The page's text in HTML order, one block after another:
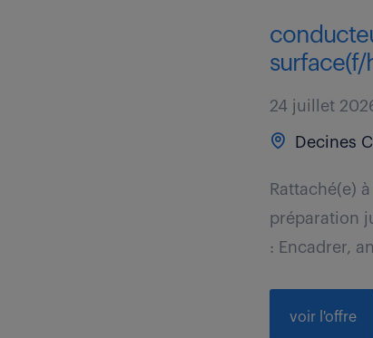
surface(f/
24 juillet
Decines
Rattaché(e)
préparation
: Encadrer,
voir l'offre